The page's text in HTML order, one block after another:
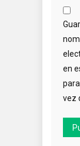
en
vez